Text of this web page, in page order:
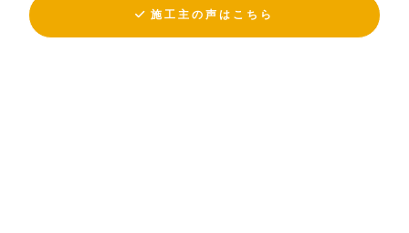
施工主の声はこちら